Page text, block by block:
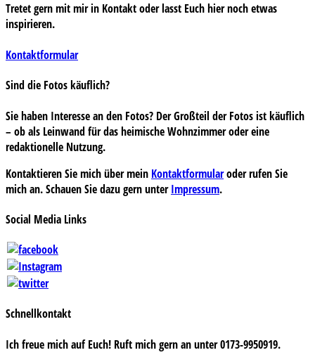
Tretet gern mit mir in Kontakt oder lasst Euch hier noch etwas
inspirieren.
Kontaktformular
Sind die Fotos käuflich?
Sie haben Interesse an den Fotos? Der Großteil der Fotos ist käuflich
– ob als Leinwand für das heimische Wohnzimmer oder eine
redaktionelle Nutzung.
Kontaktieren Sie mich über mein Kontaktformularoder rufen Sie
mich an. Schauen Sie dazu gern unterImpressum.
Social Media Links
Schnellkontakt
Ich freue mich auf Euch! Ruft mich gern an unter 0173-9950919.